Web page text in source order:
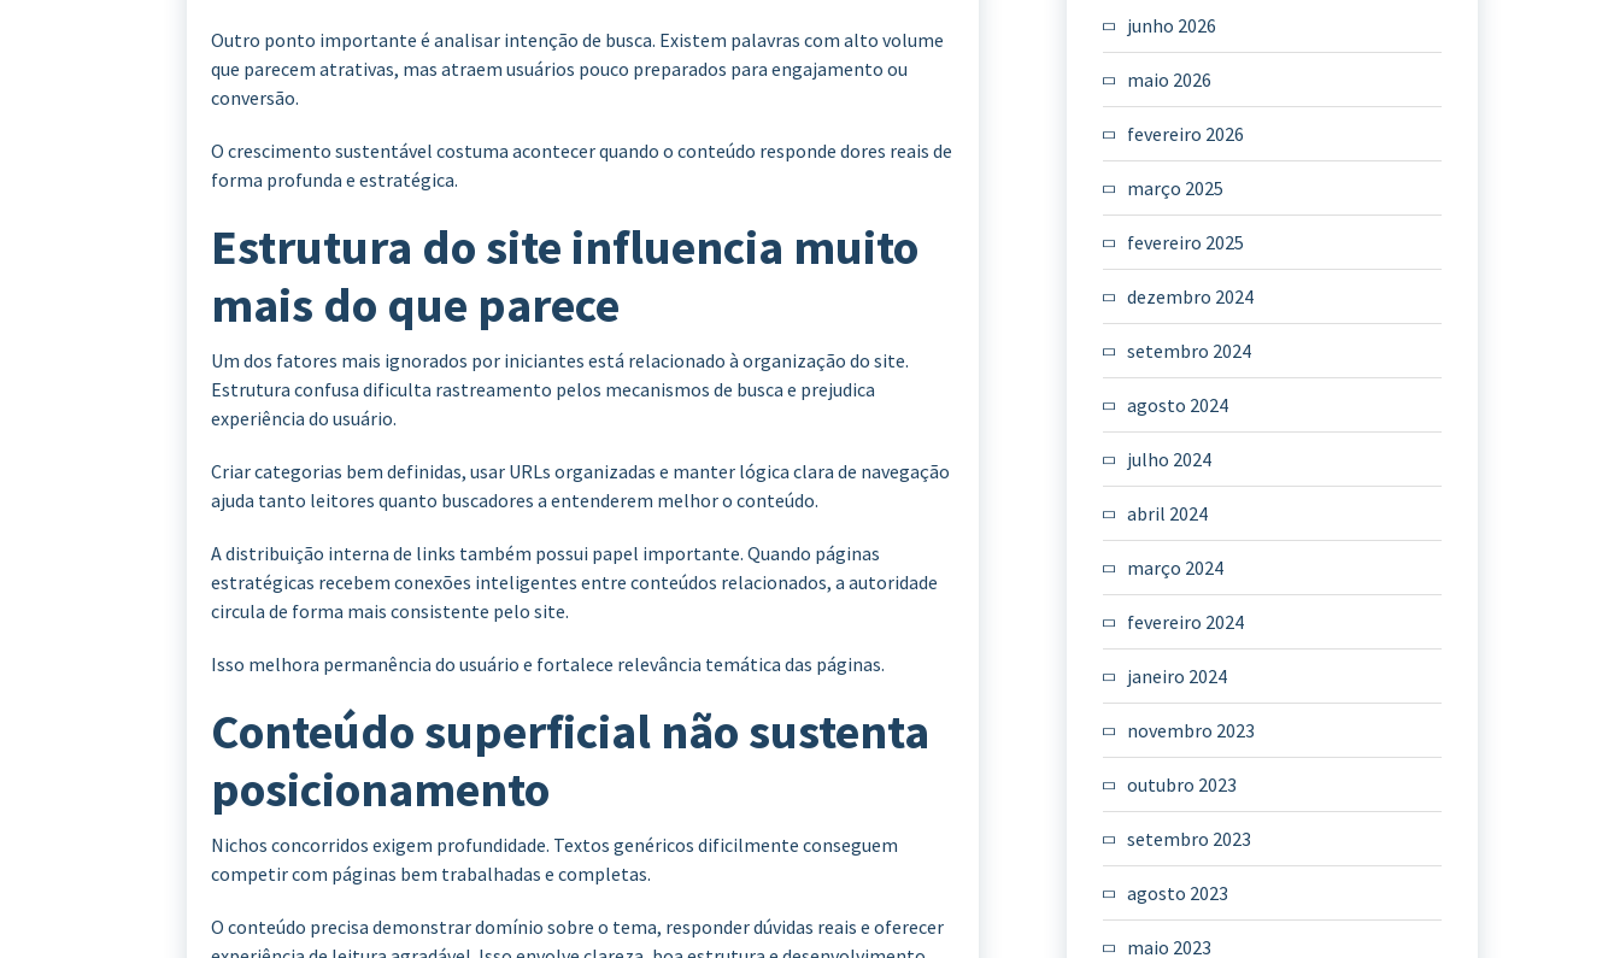
Outro ponto importante é analisar intenção de busca. Existem palavras com alto volume
que parecem atrativas, mas atraem usuários pouco preparados para engajamento ou
conversão.
O crescimento sustentável costuma acontecer quando o conteúdo responde dores reais de
forma profunda e estratégica.
Estrutura do site influencia muito
mais do que parece
Um dos fatores mais ignorados por iniciantes está relacionado à organização do site.
Estrutura confusa dificulta rastreamento pelos mecanismos de busca e prejudica
experiência do usuário.
Criar categorias bem definidas, usar URLs organizadas e manter lógica clara de navegação
ajuda tanto leitores quanto buscadores a entenderem melhor o conteúdo.
A distribuição interna de links também possui papel importante. Quando páginas
estratégicas recebem conexões inteligentes entre conteúdos relacionados, a autoridade
circula de forma mais consistente pelo site.
Isso melhora permanência do usuário e fortalece relevância temática das páginas.
Conteúdo superficial não sustenta
posicionamento
Nichos concorridos exigem profundidade. Textos genéricos dificilmente conseguem
competir com páginas bem trabalhadas e completas.
O conteúdo precisa demonstrar domínio sobre o tema, responder dúvidas reais e oferecer
junho 2026
maio 2026
fevereiro 2026
março 2025
fevereiro 2025
dezembro 2024
setembro 2024
agosto 2024
julho 2024
abril 2024
março 2024
fevereiro 2024
janeiro 2024
novembro 2023
outubro 2023
setembro 2023
agosto 2023
maio 2023